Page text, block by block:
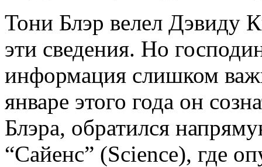
Тони Блэр велел Дэвиду
эти сведения. Но
информация слишком
январе этого года он
Блэра, обратился
“Сайенс” (Science), где